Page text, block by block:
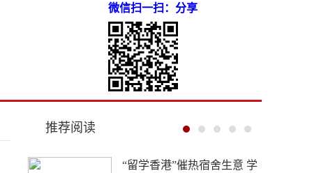
微信扫一扫：分享
推荐阅读
永安大腔戏：畲乡古韵出新